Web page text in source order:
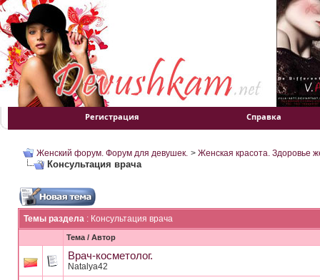
Регистрация Справка
Женский форум. Форум для девушек. > Женская красота. Здоровье
Консультация врача
Темы раздела : Консультация врача
Тема / Автор
Врач-косметолог.
Natalya42